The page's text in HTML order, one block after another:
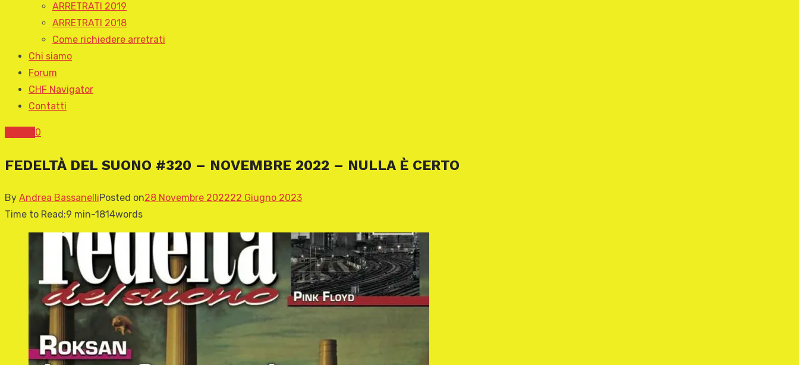
ARRETRATI 2019
ARRETRATI 2018
Come richiedere arretrati
Chi siamo
Forum
CHF Navigator
Contatti
0
FEDELTÀ DEL SUONO #320 – NOVEMBRE 2022 – NULLA È CERTO
By Andrea BassanelliPosted on28 Novembre 202222 Giugno 2023
Time to Read:9 min-1814words